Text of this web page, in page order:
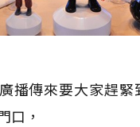
播傳來要大家趕緊
口，